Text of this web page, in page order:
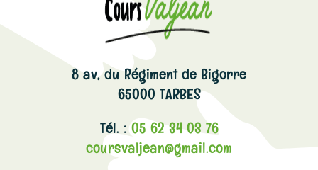
8 av, du Régiment de Bigorre
65000 TARBES
Tél. : 05 62 34 03 76
coursvaljean@gmail.com